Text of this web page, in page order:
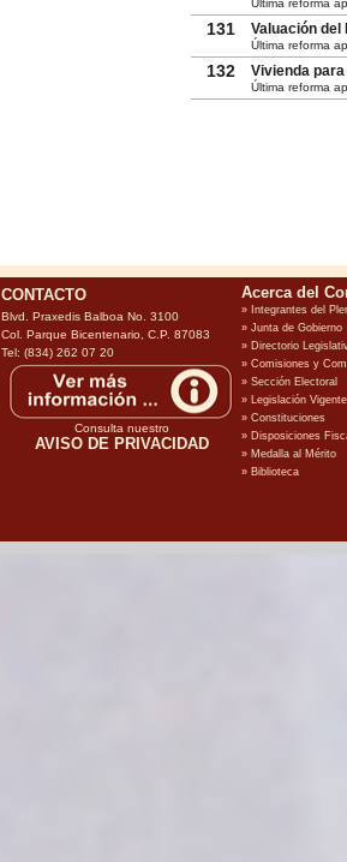
Última reforma
131 Valuación del
Última reforma
132 Vivienda
Última reforma
CONTACTO
Blvd. Praxedis Balboa No. 3100
Col. Parque Bicentenario, C.P. 87083
Tel: (834) 262 07 20
Consulta nuestro
AVISO DE PRIVACIDAD